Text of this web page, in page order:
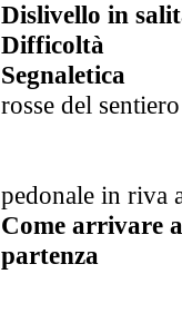
Dislivello in
Difficoltà
Segnaletica
rosse del sentiero
pedonale in riva
Come arrivare
partenza